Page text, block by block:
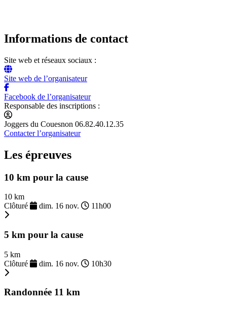
Informations de contact
Site web et réseaux sociaux :
Site web de l’organisateur
Facebook de l’organisateur
Responsable des inscriptions :
Joggers du Couesnon 06.82.40.12.35
Contacter l’organisateur
Les épreuves
10 km pour la cause
10 km
Clôturé
dim. 16 nov. 11h00
5 km pour la cause
5 km
Clôturé
dim. 16 nov. 10h30
Randonnée 11 km